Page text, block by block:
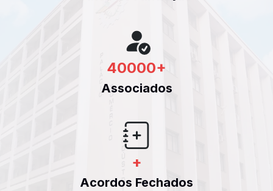
40000+
Associados
+
Acordos Fechados